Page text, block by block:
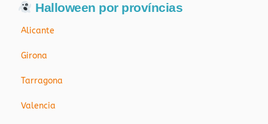
Halloween por províncias
Alicante
Girona
Tarragona
Valencia